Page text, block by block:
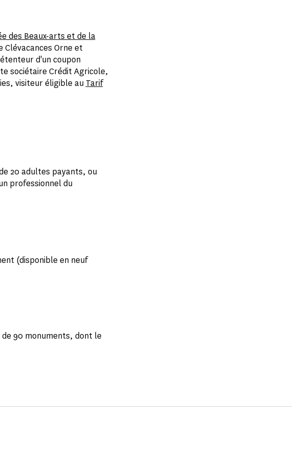
des Beaux-arts et de la
Orne et
d'un coupon
sociétaire Crédit Agricole,
visiteur éligible au Tarif
20 adultes payants, ou
professionnel du
(disponible en neuf
de 90 monuments, dont le